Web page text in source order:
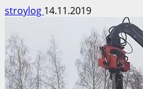
stroylog 14.11.2019